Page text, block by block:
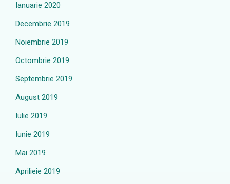
Ianuarie 2020
Decembrie 2019
Noiembrie 2019
Octombrie 2019
Septembrie 2019
August 2019
Iulie 2019
Iunie 2019
Mai 2019
Aprilieie 2019